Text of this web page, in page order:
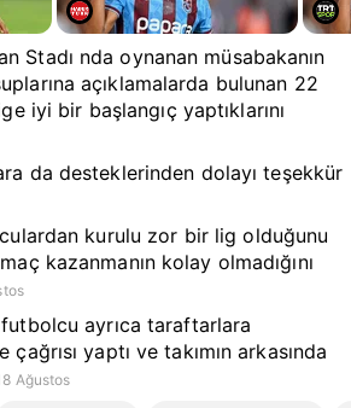
Stadı nda oynanan müsabakanın
açıklamalarda bulunan 22
iyi bir başlangıç yaptıklarını
da desteklerinden dolayı teşekkür
kurulu zor bir lig olduğunu
kazanmanın kolay olmadığını
ayrıca taraftarlara
yaptı ve takımın arkasında
Ağustos